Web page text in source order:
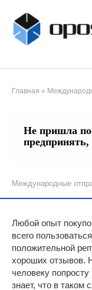
контенту
Главная »
Не пришла
предпринять,
Международные
Любой опыт
всего
положительной
хороших отзывов.
человеку
знает, что в таком